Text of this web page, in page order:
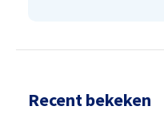
Recent bekeken